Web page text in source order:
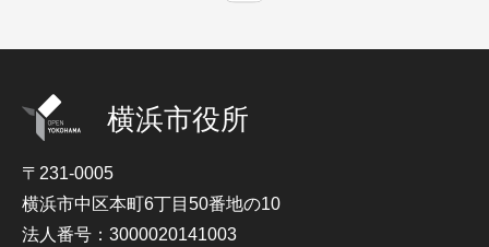
横浜市役所
〒231-0005
横浜市中区本町6丁目50番地の10
法人番号：3000020141003